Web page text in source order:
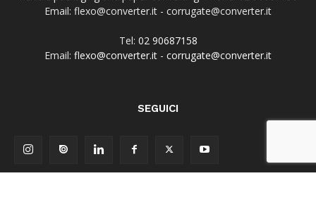
Email: flexo@converter.it - corrugate@converter.it
Tel: 02 90687158
Email: flexo@converter.it - corrugate@converter.it
SEGUICI